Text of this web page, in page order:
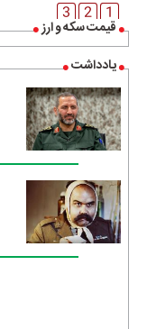
قیمت سکه و ارز
یادداشت
1
2
3